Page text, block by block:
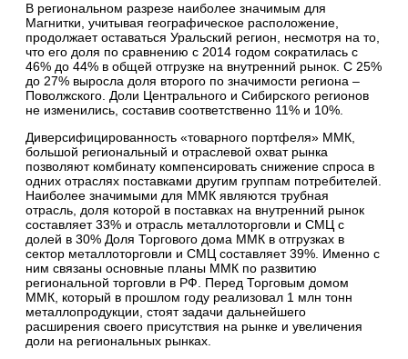
В региональном разрезе наиболее значимым для
Магнитки, учитывая географическое расположение,
продолжает оставаться Уральский регион, несмотря на то,
что его доля по сравнению с 2014 годом сократилась с
46% до 44% в общей отгрузке на внутренний рынок. С 25%
до 27% выросла доля второго по значимости региона –
Поволжского. Доли Центрального и Сибирского регионов
не изменились, составив соответственно 11% и 10%.
Диверсифицированность «товарного портфеля» ММК,
большой региональный и отраслевой охват рынка
позволяют комбинату компенсировать снижение спроса в
одних отраслях поставками другим группам потребителей.
Наиболее значимыми для ММК являются трубная
отрасль, доля которой в поставках на внутренний рынок
составляет 33% и отрасль металлоторговли и СМЦ с
долей в 30% Доля Торгового дома ММК в отгрузках в
сектор металлоторговли и СМЦ составляет 39%. Именно с
ним связаны основные планы ММК по развитию
региональной торговли в РФ. Перед Торговым домом
ММК, который в прошлом году реализовал 1 млн тонн
металлопродукции, стоят задачи дальнейшего
расширения своего присутствия на рынке и увеличения
доли на региональных рынках.